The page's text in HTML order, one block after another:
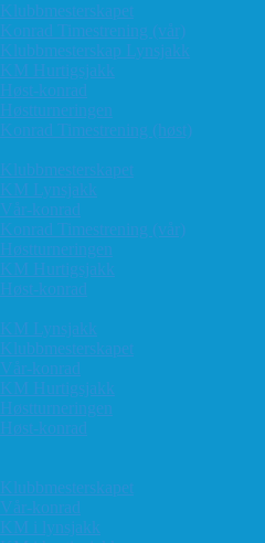
Klubbmesterskapet
Konrad Timestrening (vår)
Klubbmesterskap Lynsjakk
KM Hurtigsjakk
Høst-konrad
Høstturneringen
Konrad Timestrening (høst)
Klubbmesterskapet
KM Lynsjakk
Vår-konrad
Konrad Timestrening (vår)
Høstturneringen
KM Hurtigsjakk
Høst-konrad
KM Lynsjakk
Klubbmesterskapet
Vår-konrad
KM Hurtigsjakk
Høstturneringen
Høst-konrad
Klubbmesterskapet
Vår-konrad
KM i lynsjakk